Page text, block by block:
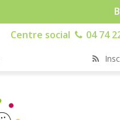
Centre social
04 74